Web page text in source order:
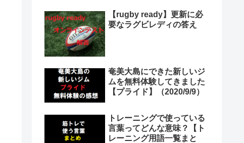
【rugby ready】更新に必
要なラグビレディの答え
奄美大島にできた新しいジ
ムを無料体験してきました
【プライド】（2020/9/9）
トレーニングで使っている
言葉ってどんな意味？【ト
レーニング用語一覧まと